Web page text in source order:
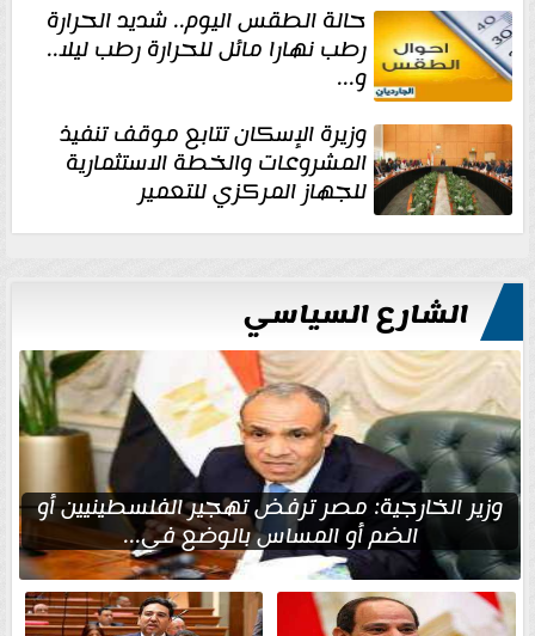
حالة الطقس اليوم.. شديد الحرارة
رطب نهارا مائل للحرارة رطب ليلا..
و...
وزيرة الإسكان تتابع موقف تنفيذ
المشروعات والخطة الاستثمارية
للجهاز المركزي للتعمير
الشارع السياسي
وزير الخارجية: مصر ترفض تهجير الفلسطينيين أو
الضم أو المساس بالوضع في...